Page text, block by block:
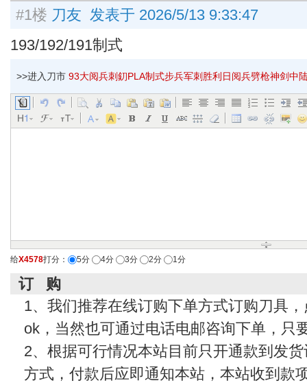
#1楼 刀友 发表于 2026/5/13 9:33:47
193/192/191制式
>>进入刀市 93大阅兵刺釖PLA制式步兵军刺胜利日阅兵劈枪神剑中
给X4578打分： 5分 4分 3分 2分 1分
订 购
1、我们推荐在线订购下单方式订购刀具，
ok，当然也可通过电话电邮咨询下单，只
2、根据可行情况本站目前只开通款到发
方式，付款后应即通知本站，本站收到款